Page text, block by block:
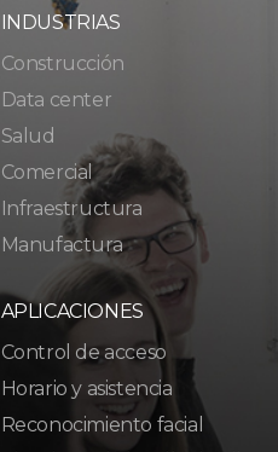
INDUSTRIAS
Construcción
Data center
Salud
Comercial
Infraestructura
Manufactura
APLICACIONES
Control de acceso
Horario y asistencia
Reconocimiento facial